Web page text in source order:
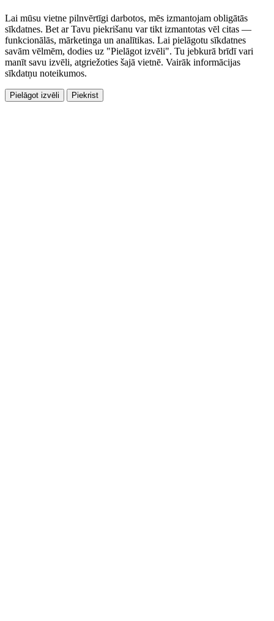
Lai mūsu vietne pilnvērtīgi darbotos, mēs izmantojam obligātās
sīkdatnes. Bet ar Tavu piekrišanu var tikt izmantotas vēl citas —
funkcionālās, mārketinga un analītikas. Lai pielāgotu sīkdatnes
savām vēlmēm, dodies uz "Pielāgot izvēli". Tu jebkurā brīdī vari
manīt savu izvēli, atgriežoties šajā vietnē. Vairāk informācijas
sīkdatņu noteikumos.
Pielāgot izvēli Piekrist